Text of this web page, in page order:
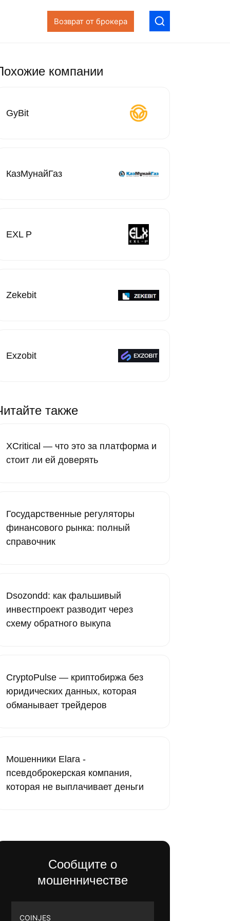
Возврат от брокера
компании
GyBit
КазМунайГаз
EXL P
Zekebit
Exzobit
также
XCritical — что это за платформа и
стоит ли ей доверять
Государственные регуляторы
финансового рынка: полный
справочник
Dsozondd: как фальшивый
инвестпроект разводит через
схему обратного выкупа
CryptoPulse — криптобиржа без
юридических данных, которая
обманывает трейдеров
Мошенники Elara -
псевдоброкерская компания,
которая не выплачивает деньги
Сообщите о
мошенничестве